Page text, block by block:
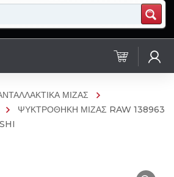
ΜΙΖΑΣ
ΨΥΚΤΡΟΘΗΚΗ ΜΙΖΑΣ RAW 138963